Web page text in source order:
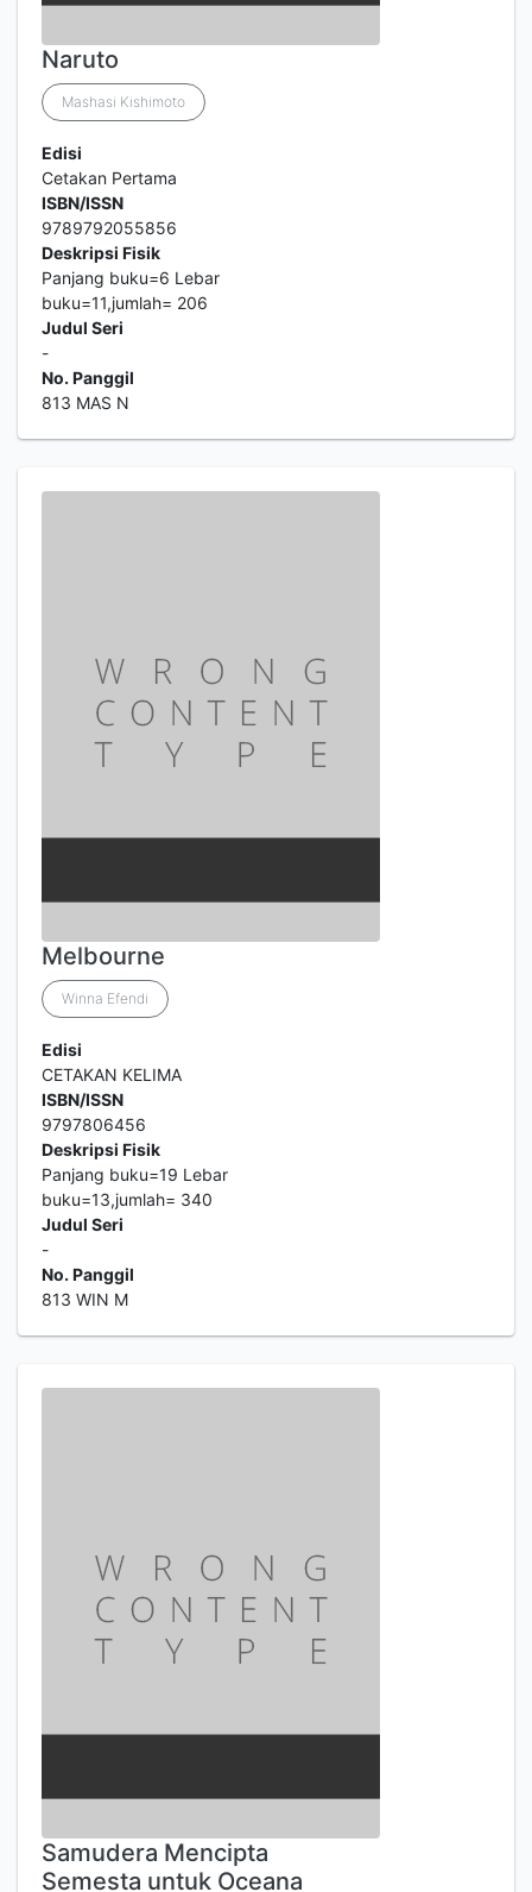
Naruto
Mashasi Kishimoto
Edisi
Cetakan Pertama
ISBN/ISSN
9789792055856
Deskripsi Fisik
Panjang buku=6 Lebar
buku=11,jumlah= 206
Judul Seri
-
No. Panggil
813 MAS N
Melbourne
Winna Efendi
Edisi
CETAKAN KELIMA
ISBN/ISSN
9797806456
Deskripsi Fisik
Panjang buku=19 Lebar
buku=13,jumlah= 340
Judul Seri
-
No. Panggil
813 WIN M
Samudera Mencipta
Semesta untuk Oceana